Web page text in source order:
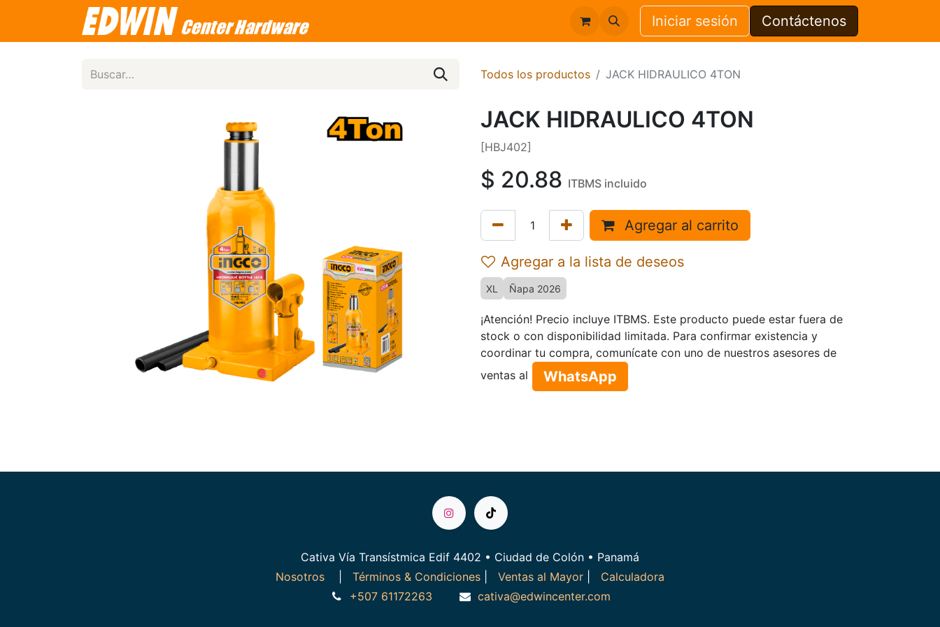
Iniciar sesión Contáctenos
Todos los productos JACK HIDRAULICO 4TON
JACK HIDRAULICO 4TON
[HBJ402]
$ 20.88 ITBMS incluido
Agregar al carrito
Agregar a la lista de deseos
XL Ñapa 2026
¡Atención! Precio incluye ITBMS. Este producto puede estar fuera de
stock o con disponibilidad limitada. Para confirmar existencia y
coordinar tu compra, comunícate con uno de nuestros asesores de
ventas al
WhatsApp​​​​
Cativa Vía Transístmica Edif 4402 • Ciudad de Colón • Panamá
Nosotros
Términos & Condiciones Ventas al Mayor
Calculadora
+507 61172263
cativa@edwincenter.com